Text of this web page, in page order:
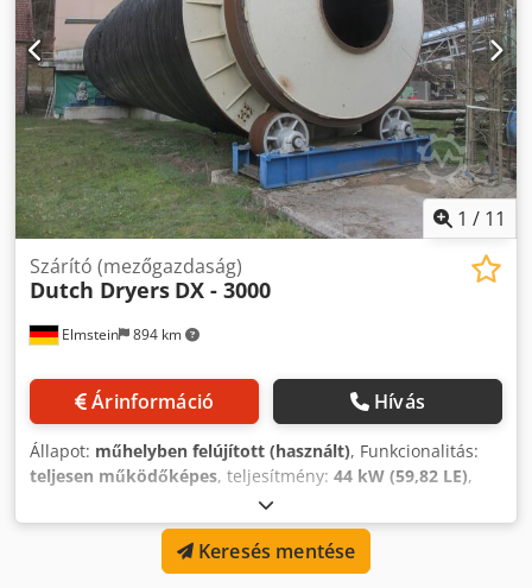
Kibocsátás: csigás szállító (új) Dcodpfjzazcfex Aipek
1 / 11
Elmstein 894 km
Szárító (mezőgazdaság)
Dutch Dryers DX - 3000
Árinformáció Hívás
Állapot: műhelyben felújított (használt), Funkcionalitás:
teljesen működőképes, teljesítmény: 44 kW (59,82 LE),
, teljes magasság:
hossz:22 200 mm, teljes szélesség:5 400 mm, Dutch
Dryers dobos szárító - DX 3000 2021-ben újraépítve
Motorteljesítmény: 2 x 22 kW Új hajtóláncok és lánckerekek
Keresés mentése